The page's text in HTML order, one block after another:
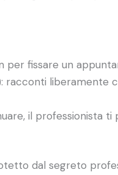
per fissare un
liberamente
il professionista
dal segreto